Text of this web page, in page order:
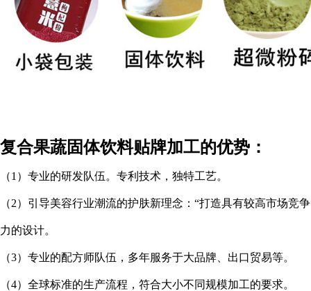
复合果蔬固体饮料贴牌加工的优势：
（1 ）专业的研发队伍。专利技术，独特工艺。
（2）引导美容行业潮流的护肤新理念：“打造具有较高市场竞争
力的设计。
（3）专业的配方师队伍，多年服务于大品牌、出口贸易等。
（4）全球标准的生产流程，符合大小不同规模加工的要求。